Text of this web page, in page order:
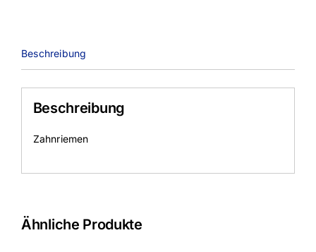
Beschreibung
Beschreibung
Zahnriemen
Ähnliche Produkte